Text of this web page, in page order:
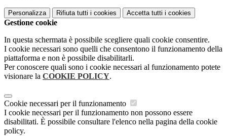
Personalizza Rifiuta tutti i cookies Accetta tutti i cookies
Gestione cookie
In questa schermata è possibile scegliere quali cookie consentire.
I cookie necessari sono quelli che consentono il funzionamento della
piattaforma e non è possibile disabilitarli.
Per conoscere quali sono i cookie necessari al funzionamento potete
visionare la COOKIE POLICY.
Cookie necessari per il funzionamento
I cookie necessari per il funzionamento non possono essere
disabilitati. È possibile consultare l'elenco nella pagina della cookie
policy.